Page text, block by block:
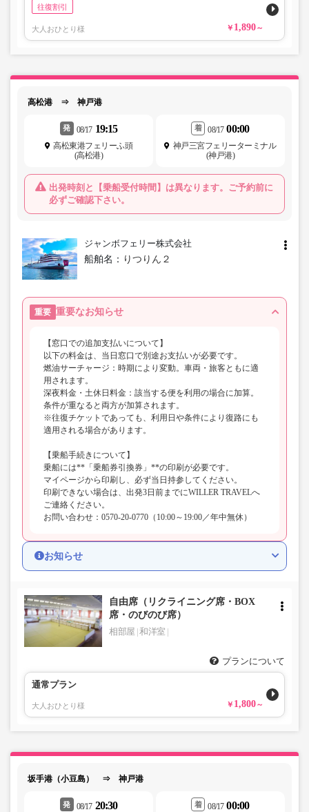
往復割引
大人おひとり様 1,890
高松港 ⇒ 神戸港
発 08/17 19:15
高松東港フェリーふ頭
(高松港)
出発時刻と【乗船受付時間】は異なります。ご予約前に
必ずご確認下さい。
着 08/17 00:00
神戸三宮フェリーターミナル
(神戸港)
ジャンボフェリー株式会社
船舶名： りつりん２
重要 重要なお知らせ
【窓口での追加支払いについて】
以下の料金は、当日窓口で別途お支払いが必要です。
燃油サーチャージ：時期により変動。車両・旅客ともに適
用されます。
深夜料金・土休日料金：該当する便を利用の場合に加算。
条件が重なると両方が加算されます。
※往復チケットであっても、利用日や条件により復路にも
適用される場合があります。
【乗船手続きについて】
乗船には**「乗船券引換券」**の印刷が必要です。
マイページから印刷し、必ず当日持参してください。
印刷できない場合は、出発3日前までにWILLER TRAVELへ
ご連絡ください。
お問い合わせ：0570-20-0770（10:00～19:00／年中無休）
お知らせ
自由席（リクライニング席・BOX
席・のびのび席）
相部屋 和洋室
プランについて
通常プラン
大人おひとり様 1,800
坂手港（小豆島） ⇒ 神戸港
発 08/17 20:30 着 08/17 00:00